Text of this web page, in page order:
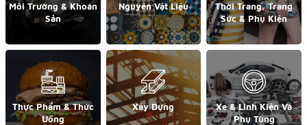
Môi Trường & Khoán
Sản
Nguyên Vật Liệu
Thời Trang, Trang
Sức & Phụ Kiện
Thực Phẩm & Thức
Uống
Xây Dựng
Xe & Linh Kiện Và
Phụ Tùng